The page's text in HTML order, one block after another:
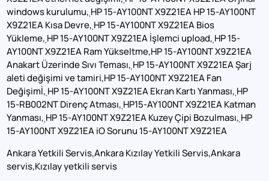
windows kurulumu,,HP 15-AY100NT X9Z21EA HP 15-AY100NT
X9Z21EA Kısa Devre,,HP 15-AY100NT X9Z21EA Bios
Yükleme,,HP 15-AY100NT X9Z21EA İşlemci upload,,HP 15-
AY100NT X9Z21EA Ram Yükseltme,HP 15-AY100NT X9Z21EA
Anakart Üzerinde Sıvı Teması,,HP 15-AY100NT X9Z21EA Şarj
aleti değişimi ve tamiri,HP 15-AY100NT X9Z21EA Fan
Değişimİ,,HP 15-AY100NT X9Z21EA Ekran Kartı Yanması,,HP
15-RB002NT Direnç Atması,,HP15-AY100NT X9Z21EA Katman
Yanması,,HP 15-AY100NT X9Z21EA Kuzey Çipi Bozulması,,HP
15-AY100NT X9Z21EA iO Sorunu 15-AY100NT X9Z21EA
Ankara Yetkili Servis,Ankara Kızılay Yetkili Servis,Ankara
servis,Kızılay yetkili servis